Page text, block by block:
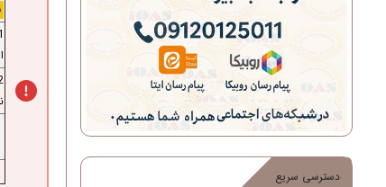
دسترسی سریع
1-
2-اسامی تمام نویسندگان